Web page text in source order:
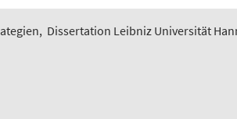
, Dissertation Leibniz Universität